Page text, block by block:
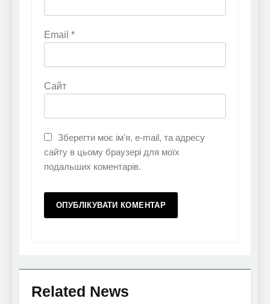
Email *
Сайт
Зберегти моє ім'я, e-mail, та адресу
сайту в цьому браузері для моїх
подальших коментарів.
Related News